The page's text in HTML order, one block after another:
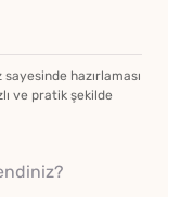
hazırlaması
ve pratik şekilde